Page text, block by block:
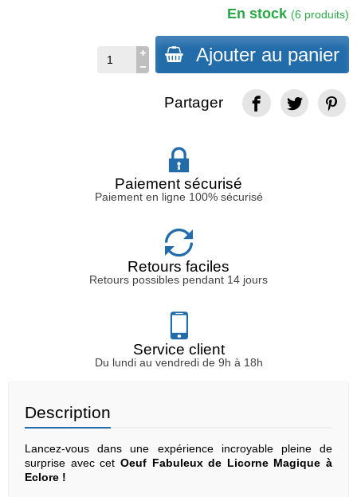
En stock (6 produits)
Ajouter au panier
Partager
Paiement sécurisé
Paiement en ligne 100% sécurisé
Retours faciles
Retours possibles pendant 14 jours
Service client
Du lundi au vendredi de 9h à 18h
Description
Lancez-vous dans une expérience incroyable pleine de
surprise avec cet Oeuf Fabuleux de Licorne Magique à
Eclore !